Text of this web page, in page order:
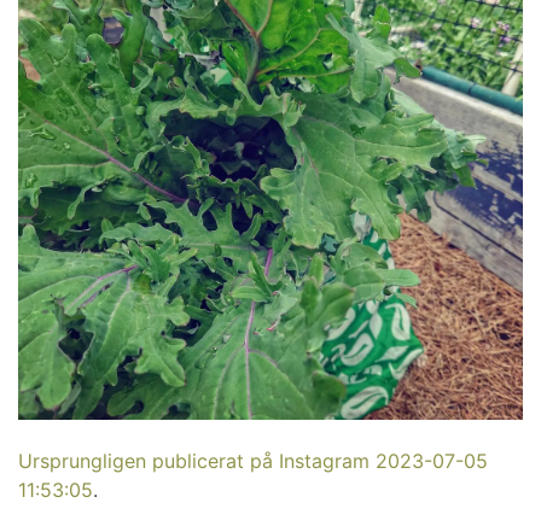
Ursprungligen publicerat på Instagram 2023-07-05
11:53:05.